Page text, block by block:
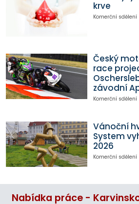
krve
Komerční sdělení
Český
race
závodní
Komerční sdělení
Vánoční
System
2026
Komerční sdělení
Nabídka práce -